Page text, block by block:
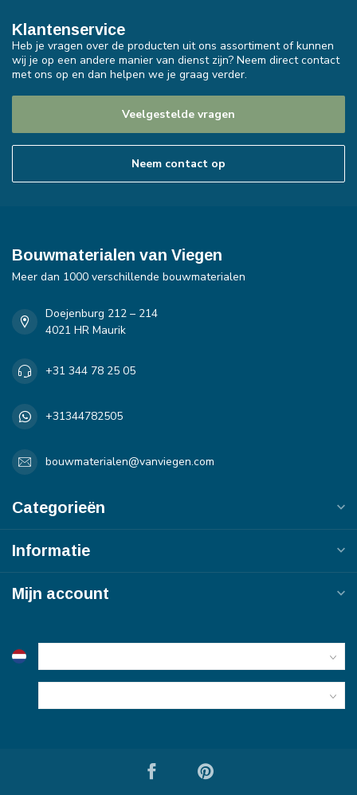
Klantenservice
Heb je vragen over de producten uit ons assortiment of kunnen
wij je op een andere manier van dienst zijn? Neem direct contact
met ons op en dan helpen we je graag verder.
Veelgestelde vragen
Neem contact op
Bouwmaterialen van Viegen
Meer dan 1000 verschillende bouwmaterialen
Doejenburg 212 – 214
4021 HR Maurik
+31 344 78 25 05
+31344782505
bouwmaterialen@vanviegen.com
Categorieën
Informatie
Mijn account